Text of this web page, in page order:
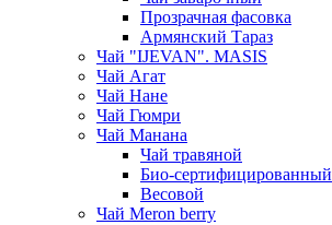
Прозрачная фасовка
Армянский Тараз
Чай "IJEVAN". MASIS
Чай Агат
Чай Нане
Чай Гюмри
Чай Манана
Чай травяной
Био-сертифицированный
Весовой
Чай Meron berry